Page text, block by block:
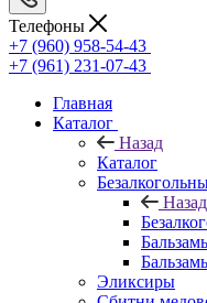
Телефоны
+7 (960) 958-54-43
+7 (961) 231-07-43
Главная
Каталог
Назад
Каталог
Назад
Эликсиры